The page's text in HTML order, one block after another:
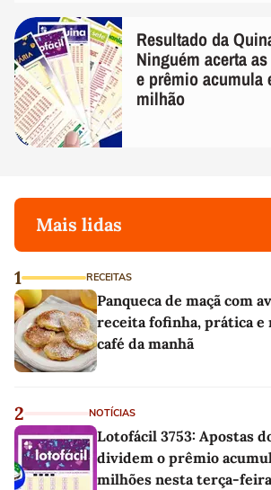
Resultado da
Ninguém acerta
e prêmio acumula
milhão
Mais lidas
1 RECEITAS
Panqueca de maçã com
receita fofinha, prática
café da manhã
2 NOTÍCIAS
Lotofácil 3753: Apostas
dividem o prêmio
milhões nesta terça-feira